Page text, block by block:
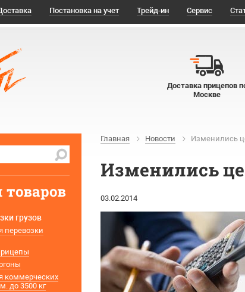
Постановка на учет Трейд-ин Сервис
Доставка прицепов
Москве
Главная Новости Изменились
Изменились
03.02.2014
товаров
грузов
перевозки
коммерческих
до 3500 кг